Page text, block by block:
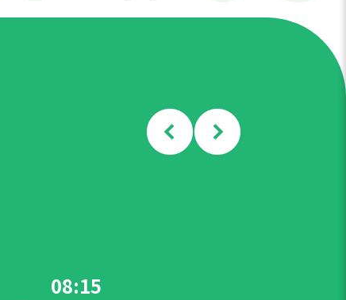
08:15